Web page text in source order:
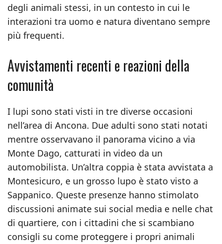
degli animali stessi, in un contesto in cui le
interazioni tra uomo e natura diventano sempre
più frequenti.
Avvistamenti recenti e reazioni della
comunità
I lupi sono stati visti in tre diverse occasioni
nell’area di Ancona. Due adulti sono stati notati
mentre osservavano il panorama vicino a via
Monte Dago, catturati in video da un
automobilista. Un’altra coppia è stata avvistata a
Montesicuro, e un grosso lupo è stato visto a
Sappanico. Queste presenze hanno stimolato
discussioni animate sui social media e nelle chat
di quartiere, con i cittadini che si scambiano
consigli su come proteggere i propri animali